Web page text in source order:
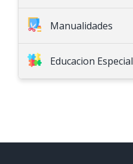
Arts & Crafts
Manualidades
Educacion Especial